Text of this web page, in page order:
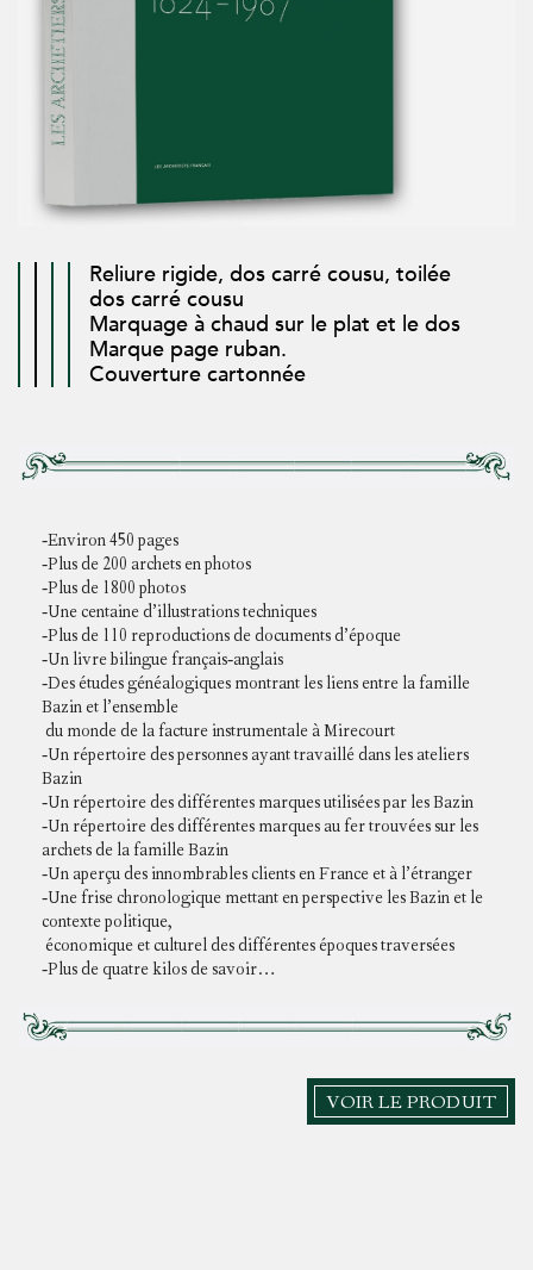
Reliure rigide, dos carré cousu, toilée
dos carré cousu
Marquage à chaud sur le plat et le dos
Marque page ruban.
Couverture cartonnée
-Environ 450 pages
-Plus de 200 archets en photos
-Plus de 1800 photos
-Une centaine d’illustrations techniques
-Plus de 110 reproductions de documents d’époque
-Un livre bilingue français-anglais
-Des études généalogiques montrant les liens entre la famille
Bazin et l’ensemble
du monde de la facture instrumentale à Mirecourt
-Un répertoire des personnes ayant travaillé dans les ateliers
Bazin
-Un répertoire des différentes marques utilisées par les Bazin
-Un répertoire des différentes marques au fer trouvées sur les
archets de la famille Bazin
-Un aperçu des innombrables clients en France et à l’étranger
-Une frise chronologique mettant en perspective les Bazin et le
contexte politique,
économique et culturel des différentes époques traversées
-Plus de quatre kilos de savoir…
VOIR LE PRODUIT